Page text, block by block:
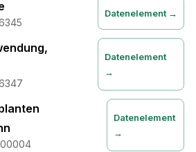
Datenelement →
Datenelement
→
Datenelement
→